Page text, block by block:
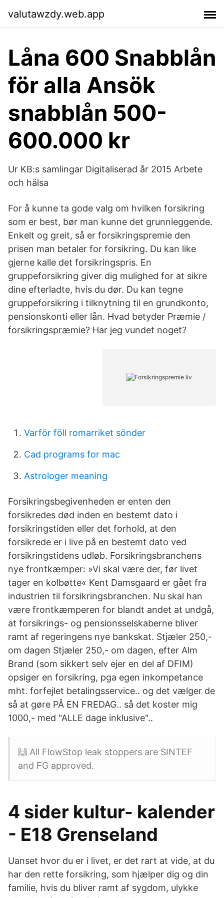
valutawzdy.web.app
Låna 600 Snabblån
för alla Ansök
snabblån 500-
600.000 kr
Ur KB:s samlingar Digitaliserad år 2015 Arbete
och hälsa
For å kunne ta gode valg om hvilken forsikring
som er best, bør man kunne det grunnleggende.
Enkelt og greit, så er forsikringspremie den
prisen man betaler for forsikring. Du kan like
gjerne kalle det forsikringspris. En
gruppeforsikring giver dig mulighed for at sikre
dine efterladte, hvis du dør. Du kan tegne
gruppeforsikring i tilknytning til en grundkonto,
pensionskonti eller lån. Hvad betyder Præmie /
forsikringspræmie? Har jeg vundet noget?
Varför föll romarriket sönder
Cad programs for mac
Astrologer meaning
Forsikringsbegivenheden er enten den
forsikredes død inden en bestemt dato i
forsikringstiden eller det forhold, at den
forsikrede er i live på en bestemt dato ved
forsikringstidens udløb. Forsikringsbranchens
nye frontkæmper: »Vi skal være der, før livet
tager en kolbøtte« Kent Damsgaard er gået fra
industrien til forsikringsbranchen. Nu skal han
være frontkæmperen for blandt andet at undgå,
at forsikrings- og pensionsselskaberne bliver
ramt af regeringens nye bankskat. Stjæler 250,-
om dagen Stjæler 250,- om dagen, efter Alm
Brand (som sikkert selv ejer en del af DFIM)
opsiger en forsikring, pga egen inkompetance
mht. forfejlet betalingsservice.. og det vælger de
så at gøre PÅ EN FREDAG.. så det koster mig
1000,- med "ALLE dage inklusive"..
🙌 All FlowStop leak stoppers are SINTEF
and FG approved.
4 sider kultur- kalender
- E18 Grenseland
Uanset hvor du er i livet, er det rart at vide, at du
har den rette forsikring, som hjælper dig og din
familie, hvis du bliver ramt af sygdom, ulykke